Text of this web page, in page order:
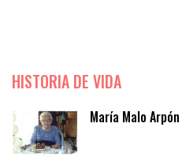
HISTORIA DE VIDA
María Malo Arpón